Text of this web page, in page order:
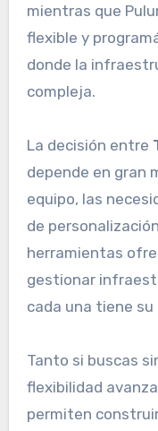
mientras que
flexible y
donde la
compleja.
La decisión entre
depende en gran
equipo, las
de
herramientas
gestionar
cada una tiene
Tanto si buscas
flexibilidad
permiten